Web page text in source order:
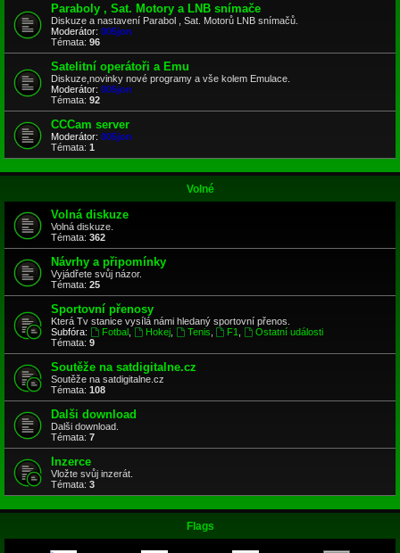
Paraboly , Sat. Motory a LNB snímače
Diskuze a nastavení Parabol , Sat. Motorů LNB snímačů.
Moderátor: 005jon
Témata: 96
Satelitní operátoři a Emu
Diskuze,novinky nové programy a vše kolem Emulace.
Moderátor: 005jon
Témata: 92
CCCam server
Moderátor: 005jon
Témata: 1
Volné
Volná diskuze
Volná diskuze.
Témata: 362
Návrhy a připomínky
Vyjádřete svůj názor.
Témata: 25
Sportovní přenosy
Která Tv stanice vysílá námi hledaný sportovní přenos.
Subfóra:
Fotbal, Hokej, Tenis F1
Ostatní události
Témata: 9
Soutěže na satdigitalne.cz
Soutěže na satdigitalne.cz
Témata: 108
Dalši download
Dalši download.
Témata: 7
Inzerce
Vložte svůj inzerát.
Témata: 3
Flags